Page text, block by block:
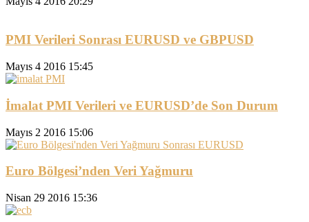
PMI Verileri Sonrası EURUSD ve GBPUSD
Mayıs 4 2016 15:45
İmalat PMI Verileri ve EURUSD’de Son Durum
Mayıs 2 2016 15:06
Euro Bölgesi’nden Veri Yağmuru
Nisan 29 2016 15:36